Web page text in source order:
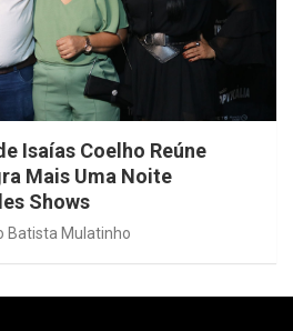
Isaías Coelho Reúne
Mais Uma Noite
Shows
Batista Mulatinho